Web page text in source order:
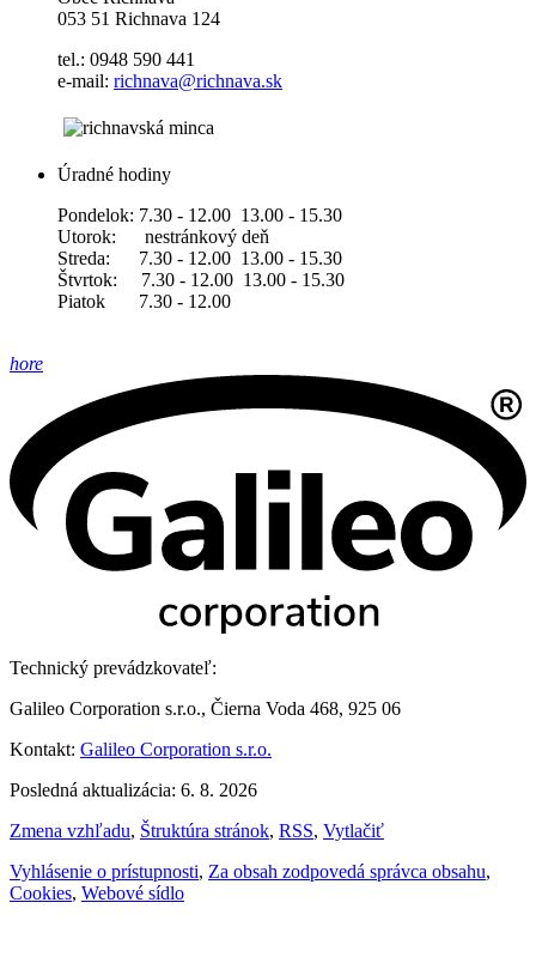
053 51 Richnava 124
tel.: 0948 590 441
e-mail: richnava@richnava.sk
Úradné hodiny
Pondelok: 7.30 - 12.00 13.00 - 15.30
Utorok: nestránkový deň
Streda: 7.30 - 12.00 13.00 - 15.30
Štvrtok: 7.30 - 12.00 13.00 - 15.30
Piatok 7.30 - 12.00
hore
Technický prevádzkovateľ:
Galileo Corporation s.r.o., Čierna Voda 468, 925 06
Kontakt: Galileo Corporation s.r.o.
Posledná aktualizácia: 6. 8. 2026
Zmena vzhľadu, Štruktúra stránok, RSS, Vytlačiť
Vyhlásenie o prístupnosti, Za obsah zodpovedá správca obsahu,
Cookies, Webové sídlo